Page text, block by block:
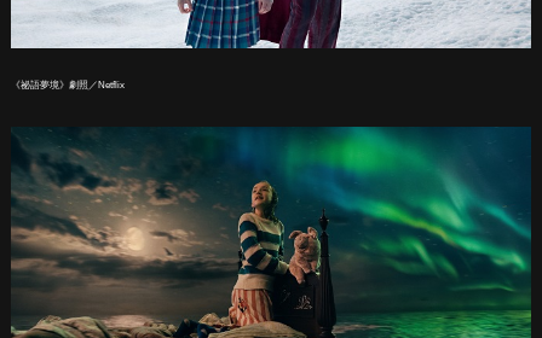
《祕語夢境》劇照／Netflix